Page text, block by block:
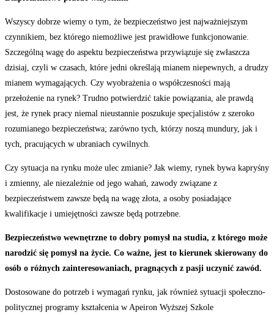
Wszyscy dobrze wiemy o tym, że bezpieczeństwo jest najważniejszym
czynnikiem, bez którego niemożliwe jest prawidłowe funkcjonowanie.
Szczególną wagę do aspektu bezpieczeństwa przywiązuje się zwłaszcza
dzisiaj, czyli w czasach, które jedni określają mianem niepewnych, a drudzy
mianem wymagających. Czy wyobrażenia o współczesności mają
przełożenie na rynek? Trudno potwierdzić takie powiązania, ale prawdą
jest, że rynek pracy niemal nieustannie poszukuje specjalistów z szeroko
rozumianego bezpieczeństwa; zarówno tych, którzy noszą mundury, jak i
tych, pracujących w ubraniach cywilnych.
Czy sytuacja na rynku może ulec zmianie? Jak wiemy, rynek bywa kapryśny
i zmienny, ale niezależnie od jego wahań, zawody związane z
bezpieczeństwem zawsze będą na wagę złota, a osoby posiadające
kwalifikacje i umiejętności zawsze będą potrzebne.
Bezpieczeństwo wewnętrzne to dobry pomysł na studia, z którego może
narodzić się pomysł na życie. Co ważne, jest to kierunek skierowany do
osób o różnych zainteresowaniach, pragnących z pasji uczynić zawód.
Dostosowane do potrzeb i wymagań rynku, jak również sytuacji społeczno-
politycznej programy kształcenia w Apeiron Wyższej Szkole